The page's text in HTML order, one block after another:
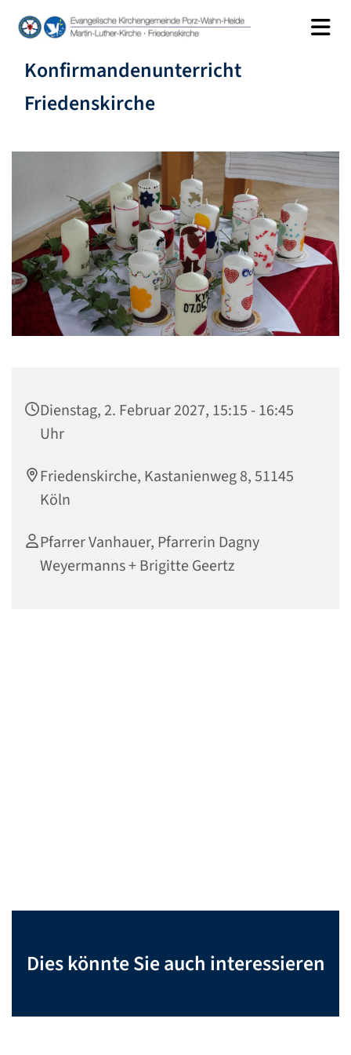
Konfirmandenunterricht
Friedenskirche
Dienstag, 2. Februar 2027, 15:15 - 16:45
Uhr
Friedenskirche, Kastanienweg 8, 51145
Köln
Pfarrer Vanhauer, Pfarrerin Dagny
Weyermanns + Brigitte Geertz
Dies könnte Sie auch interessieren